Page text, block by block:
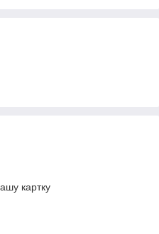
картку